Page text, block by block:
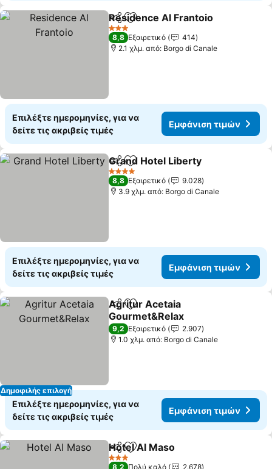
Κοινοποίηση
Προσθήκη στα αγαπημένα
Residence Al Frantoio
3 Αστέρια
8,8 Εξαιρετικό
414
2.1 χλμ. από: Borgo di Canale
Επιλέξτε ημερομηνίες, για να
δείτε τις ακριβείς τιμές
Εμφάνιση τιμών
Κοινοποίηση
Προσθήκη στα αγαπημένα
Grand Hotel Liberty
4 Αστέρια
8,8 Εξαιρετικό
9.028
3.9 χλμ. από: Borgo di Canale
Επιλέξτε ημερομηνίες, για να
δείτε τις ακριβείς τιμές
Εμφάνιση τιμών
Δημοφιλής επιλογή
Κοινοποίηση
Προσθήκη στα αγαπημένα
Agritur Acetaia
Gourmet&Relax
Εμφάνιση τιμών
9,2 Εξαιρετικό
2.907
1.0 χλμ. από: Borgo di Canale
Επιλέξτε ημερομηνίες, για να
δείτε τις ακριβείς τιμές
Εμφάνιση τιμών
Κοινοποίηση
Προσθήκη στα αγαπημένα
Hotel Al Maso
3 Αστέρια
8,2 Πολύ καλό
2.678